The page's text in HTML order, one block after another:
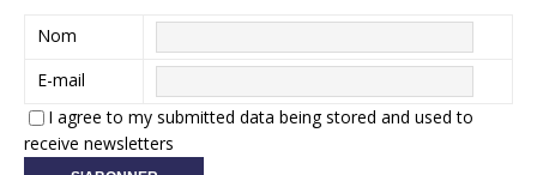
Nom
E-mail
I agree to my submitted data being stored and used to
receive newsletters